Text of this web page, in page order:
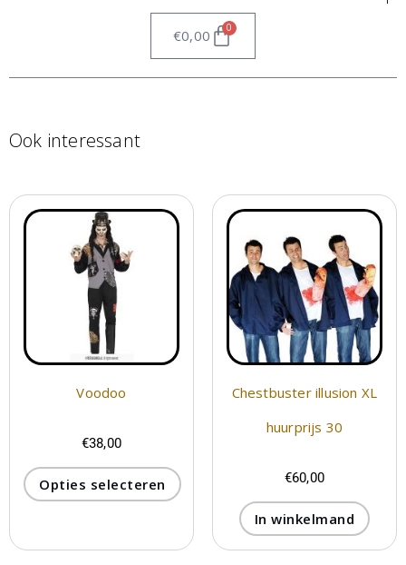
€0,00 0
Ook interessant
Voodoo
€38,00
Opties selecteren
Chestbuster illusion XL
huurprijs 30
€60,00
In winkelmand